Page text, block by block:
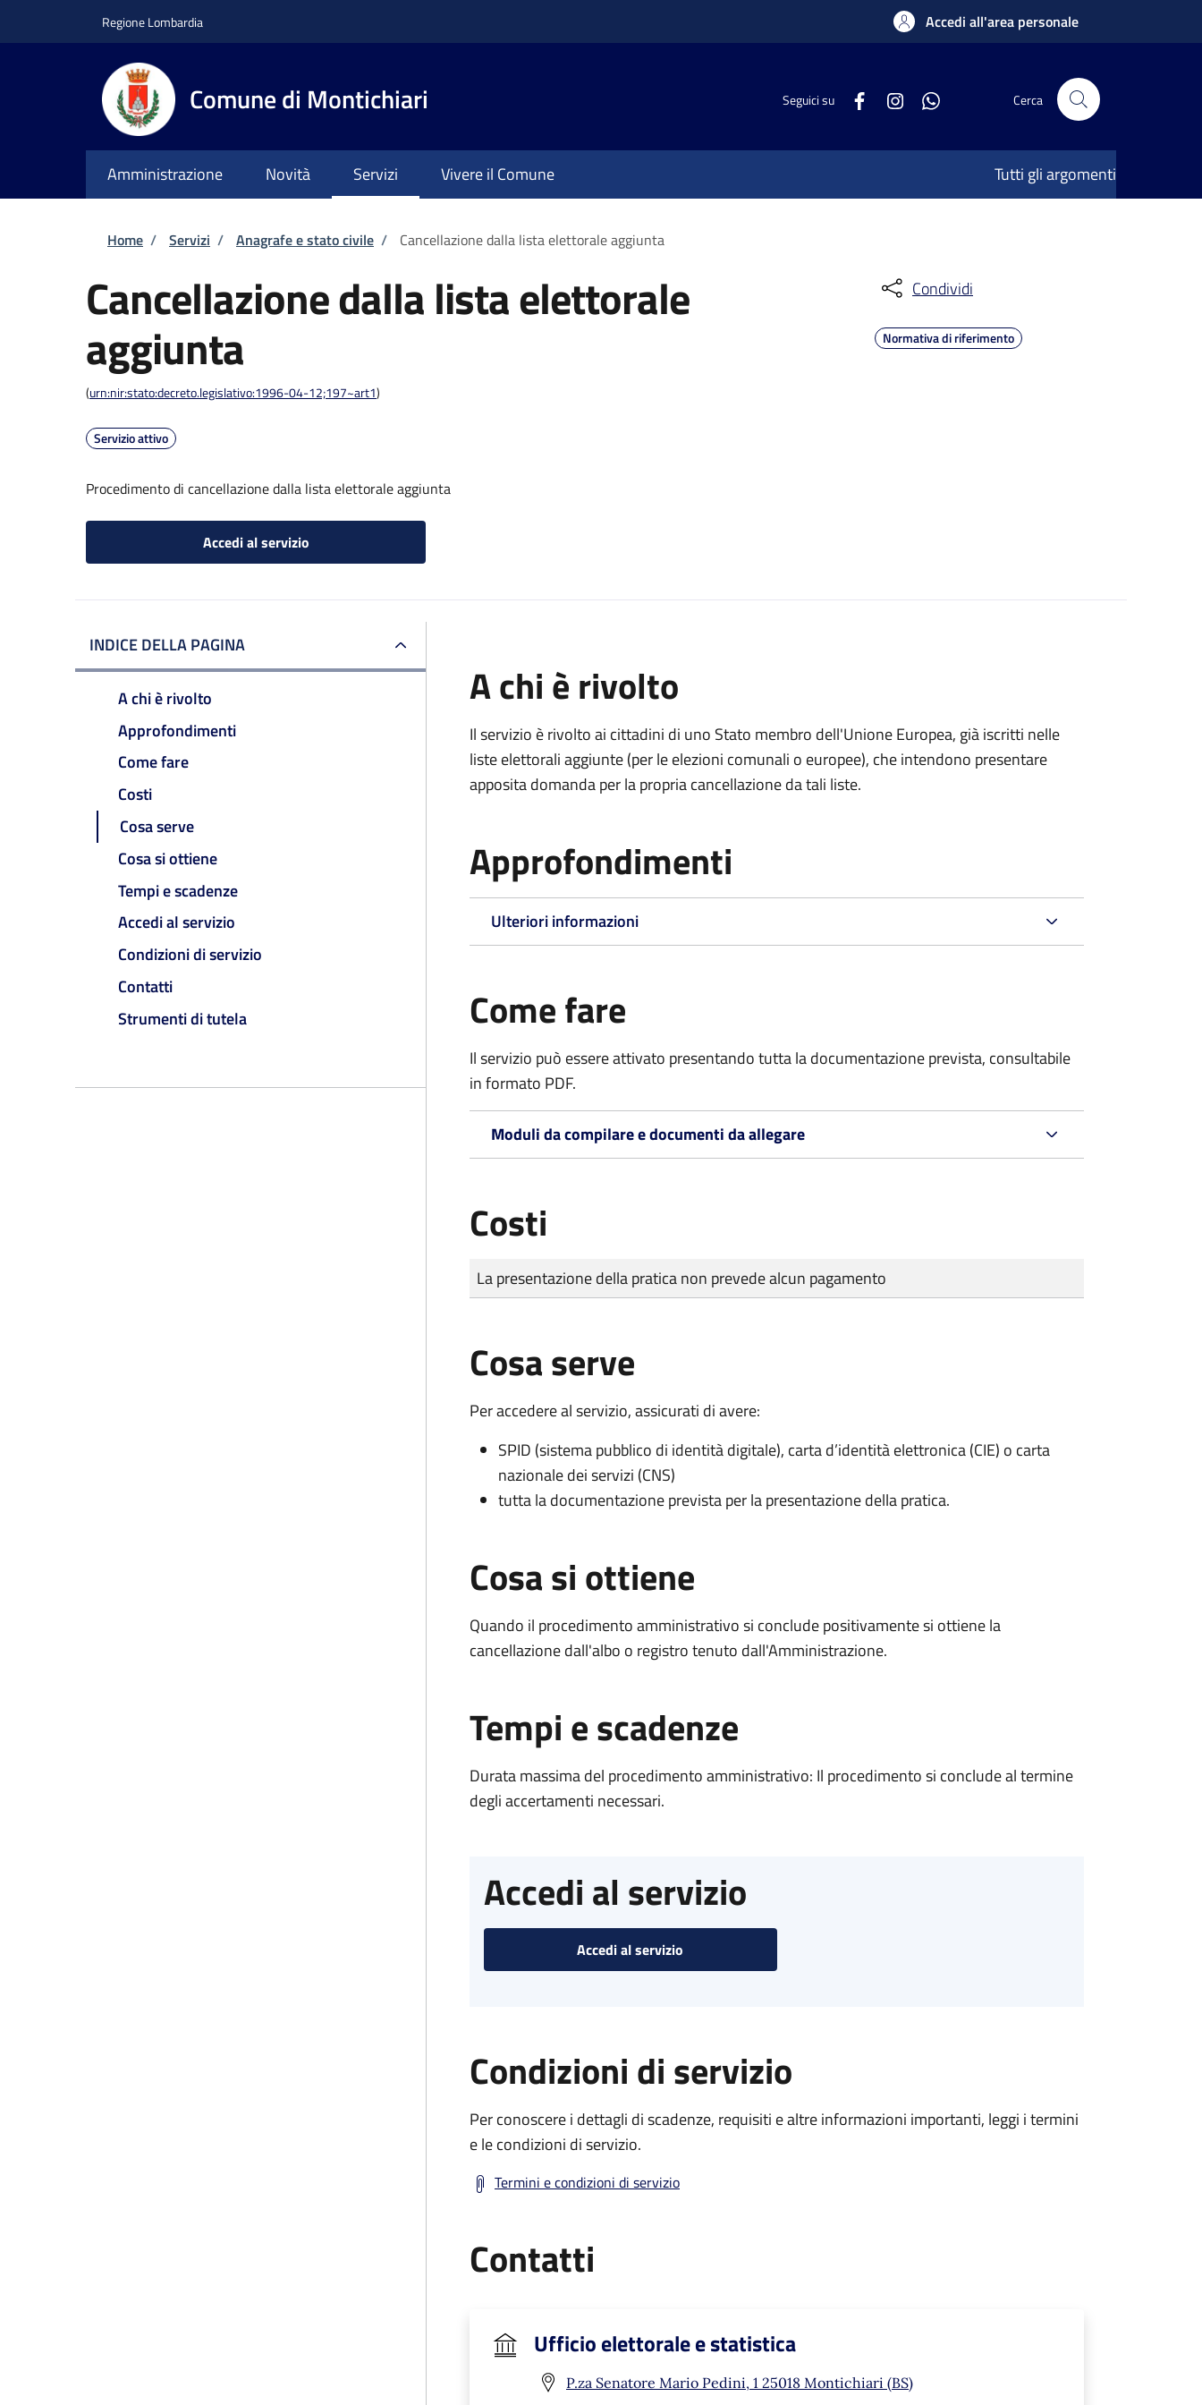
Regione Lombardia Accedi all'area personale
Comune di Montichiari Seguici su Cerca
Amministrazione Novità Servizi Vivere il Comune Tutti gli argomenti
Briciole di pane
Home / Servizi / Anagrafe e stato civile / Cancellazione dalla lista elettorale aggiunta
Cancellazione dalla lista elettorale
aggiunta
(urn:nir:stato:decreto.legislativo:1996-04-12;197~art1)
Servizio attivo
Procedimento di cancellazione dalla lista elettorale aggiunta
Accedi al servizio
Condividi
Normativa di riferimento
INDICE DELLA PAGINA
A chi è rivolto
Approfondimenti
Come fare
Costi
Cosa serve
Cosa si ottiene
Tempi e scadenze
Accedi al servizio
Condizioni di servizio
Contatti
Strumenti di tutela
A chi è rivolto
Il servizio è rivolto ai cittadini di uno Stato membro dell'Unione Europea, già iscritti nelle
liste elettorali aggiunte (per le elezioni comunali o europee), che intendono presentare
apposita domanda per la propria cancellazione da tali liste.
Approfondimenti
Ulteriori informazioni
Come fare
Il servizio può essere attivato presentando tutta la documentazione prevista, consultabile
in formato PDF.
Moduli da compilare e documenti da allegare
Costi
Tipo di pagamento
Importo
La presentazione della pratica non prevede alcun pagamento
Cosa serve
Per accedere al servizio, assicurati di avere:
SPID (sistema pubblico di identità digitale), carta d’identità elettronica (CIE) o carta
nazionale dei servizi (CNS)
tutta la documentazione prevista per la presentazione della pratica.
Cosa si ottiene
Quando il procedimento amministrativo si conclude positivamente si ottiene la
cancellazione dall'albo o registro tenuto dall'Amministrazione.
Tempi e scadenze
Durata massima del procedimento amministrativo: Il procedimento si conclude al termine
degli accertamenti necessari.
Accedi al servizio
Accedi al servizio
Condizioni di servizio
Per conoscere i dettagli di scadenze, requisiti e altre informazioni importanti, leggi i termini
e le condizioni di servizio.
Termini e condizioni di servizio
Contatti
Ufficio elettorale e statistica
P.za Senatore Mario Pedini, 1 25018 Montichiari (BS)